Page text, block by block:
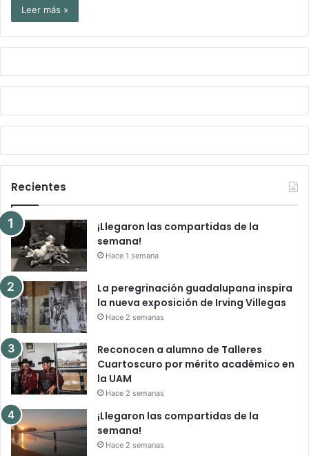
Leer más »
Recientes
¡Llegaron las compartidas de la
semana!
Hace 1 semana
La peregrinación guadalupana inspira
la nueva exposición de Irving Villegas
Hace 2 semanas
Reconocen a alumno de Talleres
Cuartoscuro por mérito académico en
la UAM
Hace 2 semanas
¡Llegaron las compartidas de la
semana!
Hace 2 semanas